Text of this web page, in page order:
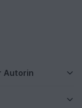
Autorin